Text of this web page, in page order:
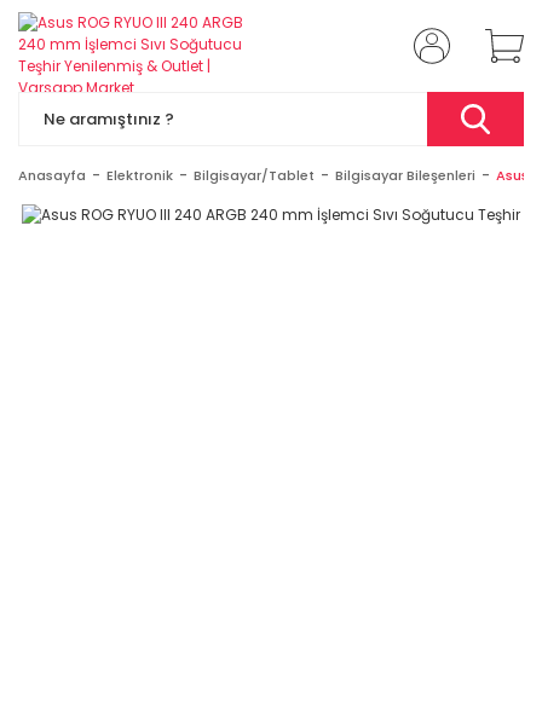
Anasayfa Elektronik Bilgisayar/Tablet Bilgisayar Bileşenleri Asus